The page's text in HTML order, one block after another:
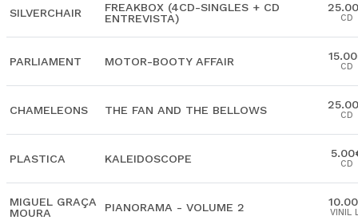
SILVERCHAIR
FREAKBOX (4CD-SINGLES + CD
ENTREVISTA)
CD
PARLIAMENT MOTOR-BOOTY AFFAIR CD
CHAMELEONS THE FAN AND THE BELLOWS CD
PLASTICA KALEIDOSCOPE CD
MIGUEL GRAÇA
MOURA
PIANORAMA - VOLUME 2 VINIL